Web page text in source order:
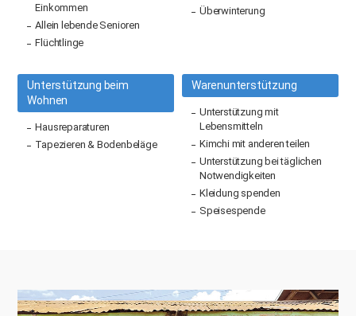
Einkommen
Allein lebende Senioren
Flüchtlinge
Überwinterung
Unterstützung beim
Wohnen
Hausreparaturen
Tapezieren & Bodenbeläge
Warenunterstützung
Unterstützung mit
Lebensmitteln
Kimchi mit anderen teilen
Unterstützung bei täglichen
Notwendigkeiten
Kleidung spenden
Speisespende